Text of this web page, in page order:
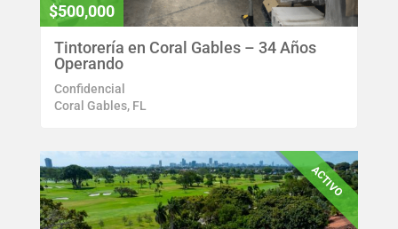
$500,000
Tintorería en Coral Gables – 34 Años
Operando
Confidencial
Coral Gables, FL
ACTIVO